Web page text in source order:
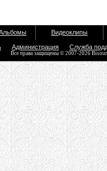
Видеоклипы
Администрация Служба
Все права защищены © 2007-2026